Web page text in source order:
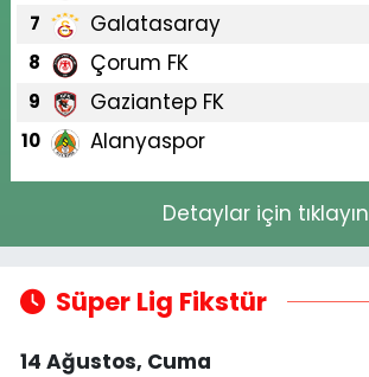
7 Galatasaray
8 Çorum FK
9 Gaziantep FK
10 Alanyaspor
Detaylar için tıklayın
Süper Lig Fikstür
14 Ağustos, Cuma